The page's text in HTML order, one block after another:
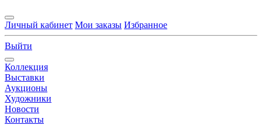
Личный кабинет Мои заказы Избранное
Выйти
Коллекция
Выставки
Аукционы
Художники
Новости
Контакты